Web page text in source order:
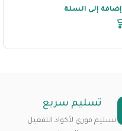
إضافة إلى السلة
تسليم سريع
تسليم فوري لأكواد التفعيل